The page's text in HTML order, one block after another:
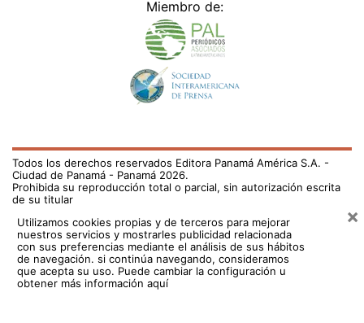
Miembro de:
Todos los derechos reservados Editora Panamá América S.A. -
Ciudad de Panamá - Panamá 2026.
Prohibida su reproducción total o parcial, sin autorización escrita
de su titular
Utilizamos cookies propias y de terceros para mejorar
nuestros servicios y mostrarles publicidad relacionada
con sus preferencias mediante el análisis de sus hábitos
de navegación. si continúa navegando, consideramos
que acepta su uso. Puede cambiar la configuración u
obtener más información aquí
×